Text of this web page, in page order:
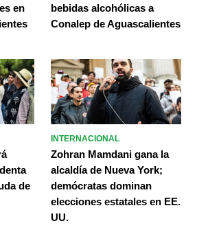
en
bebidas alcohólicas a
Conalep de Aguascalientes
de
INTERNACIONAL
Zohran Mamdani gana la
alcaldía de Nueva York;
demócratas dominan
elecciones estatales en EE.
UU.